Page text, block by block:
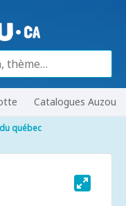
Catalogues Auzou
québec